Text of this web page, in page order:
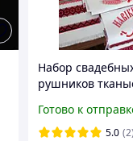
Набор
рушников
Готово к
5.0 (2)